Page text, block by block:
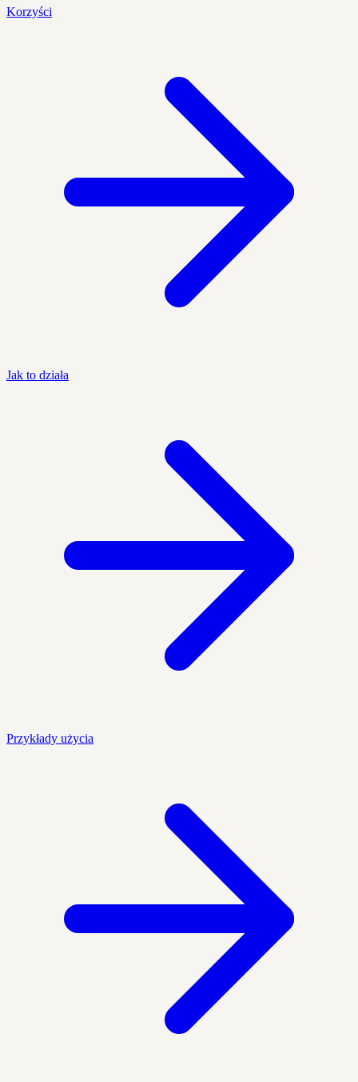
Korzyści
Jak to działa
Przykłady użycia